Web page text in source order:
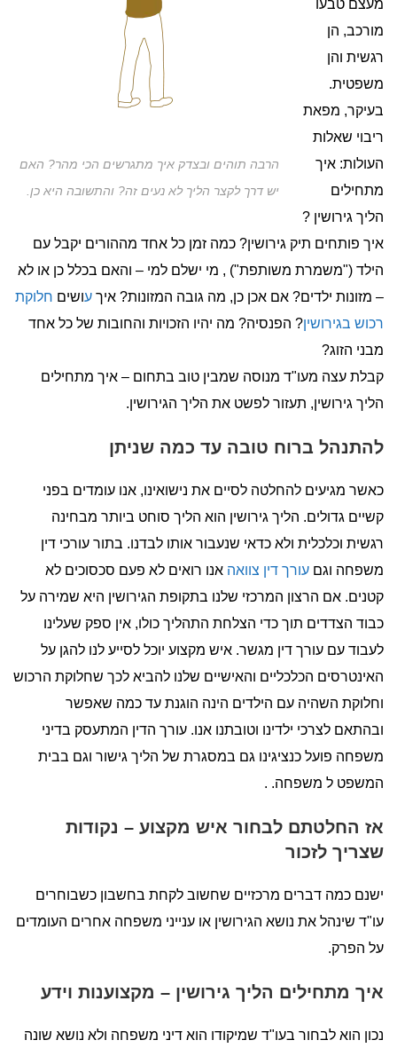
הרבה תוהים ובצדק איך מתגרשים הכי מהר? האם
יש דרך לקצר הליך לא נעים זה? והתשובה היא כן.
מעצם טבעו
מורכב, הן
רגשית והן
משפטית.
בעיקר, מפאת
ריבוי שאלות
העולות: איך
מתחילים
הליך גירושין ?
איך פותחים תיק גירושין? כמה זמן כל אחד מההורים יקבל עם
הילד ("משמרת משותפת") , מי ישלם למי – והאם בכלל כן או לא
– מזונות ילדים? אם אכן כן, מה גובה המזונות? איך עושים חלוקת
רכוש בגירושין? הפנסיה? מה יהיו הזכויות והחובות של כל אחד
מבני הזוג?
קבלת עצה מעו"ד מנוסה שמבין טוב בתחום – איך מתחילים
הליך גירושין, תעזור לפשט את הליך הגירושין.
להתנהל ברוח טובה עד כמה שניתן
כאשר מגיעים להחלטה לסיים את נישואינו, אנו עומדים בפני
קשיים גדולים. הליך גירושין הוא הליך סוחט ביותר מבחינה
רגשית וכלכלית ולא כדאי שנעבור אותו לבדנו. בתור עורכי דין
משפחה וגם עורך דין צוואה אנו רואים לא פעם סכסוכים לא
קטנים. אם הרצון המרכזי שלנו בתקופת הגירושין היא שמירה על
כבוד הצדדים תוך כדי הצלחת התהליך כולו, אין ספק שעלינו
לעבוד עם עורך דין מגשר. איש מקצוע יוכל לסייע לנו להגן על
האינטרסים הכלכליים והאישיים שלנו להביא לכך שחלוקת הרכוש
וחלוקת השהיה עם הילדים הינה הוגנת עד כמה שאפשר
ובהתאם לצרכי ילדינו וטובתנו אנו. עורך הדין המתעסק בדיני
משפחה פועל כנציגינו גם במסגרת של הליך גישור וגם בבית
המשפט ל משפחה. .
אז החלטתם לבחור איש מקצוע – נקודות
שצריך לזכור
ישנם כמה דברים מרכזיים שחשוב לקחת בחשבון כשבוחרים
עו"ד שינהל את נושא הגירושין או ענייני משפחה אחרים העומדים
על הפרק.
איך מתחילים הליך גירושין – מקצוענות וידע
נכון הוא לבחור בעו"ד שמיקודו הוא דיני משפחה ולא נושא שונה